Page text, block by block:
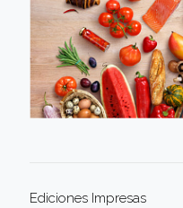
Ediciones Impresas